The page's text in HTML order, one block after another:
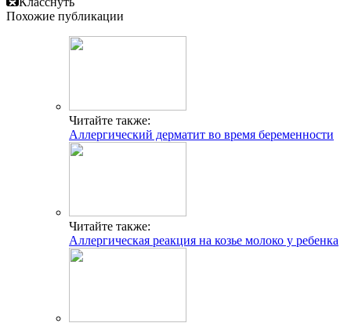
Похожие публикации
Читайте также:
Аллергический дерматит во время беременности
Читайте также:
Аллергическая реакция на козье молоко у ребенка